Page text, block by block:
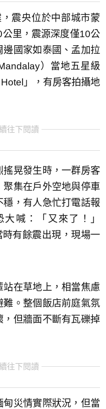
震央位於中部城市蒙
里，震源深度僅10公
國家如泰國、孟加拉
）當地五星級
」，有房客拍攝地
往下閱讀
晃發生時，一群房客
集在戶外空地與停車
，有人急忙打電話報
喊：「又來了！」
時有餘震出現，現場一
在草地上，相當焦慮
。整個飯店前庭氣氛
但牆面不斷有瓦礫掉
往下閱讀
災情實際狀況，但當